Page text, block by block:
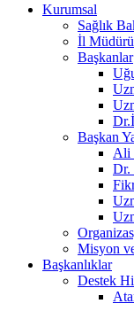
Kurumsal
Sağlık
İl Müdürü
Başkanlar
Başkan
Ali
Misyon
Başkanlıklar
Destek